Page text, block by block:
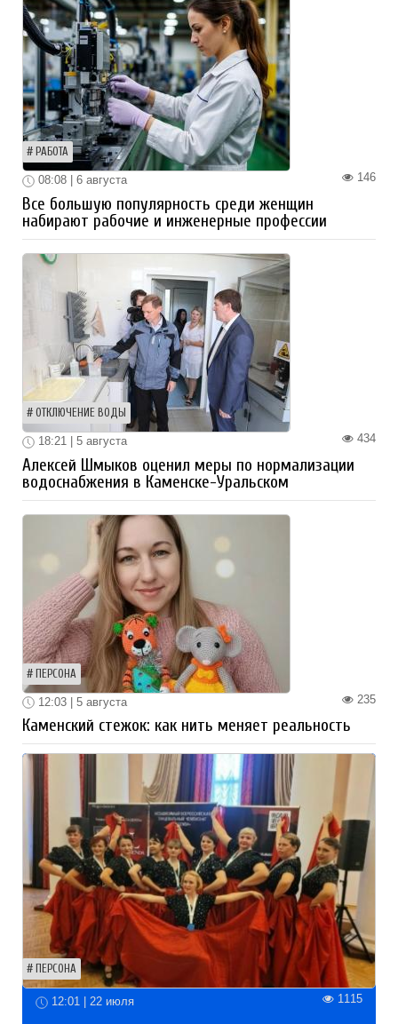
РАБОТА
146
08:08 | 6 августа
Все большую популярность среди женщин
набирают рабочие и инженерные профессии
ОТКЛЮЧЕНИЕ ВОДЫ
434
18:21 | 5 августа
Алексей Шмыков оценил меры по нормализации
водоснабжения в Каменске-Уральском
ПЕРСОНА
235
12:03 | 5 августа
Каменский стежок: как нить меняет реальность
ПЕРСОНА
12:01 | 22 июля 1115